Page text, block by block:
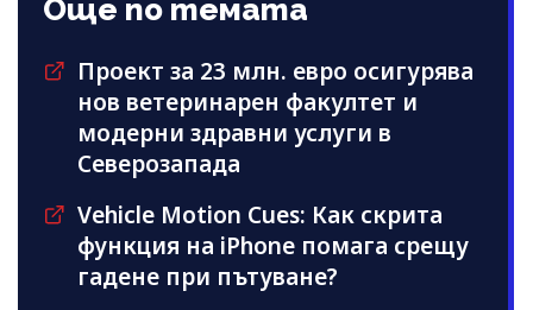
Още по темата
Проект за 23 млн. евро осигурява
нов ветеринарен факултет и
модерни здравни услуги в
Северозапада
Vehicle Motion Cues: Как скрита
функция на iPhone помага срещу
гадене при пътуване?